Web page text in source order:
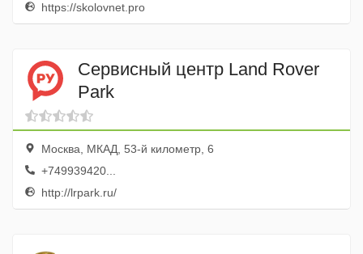
https://skolovnet.pro
Сервисный центр Land Rover
Park
Москва, МКАД, 53-й километр, 6
+749939420...
http://lrpark.ru/